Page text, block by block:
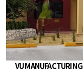
VU MANUFACTURING